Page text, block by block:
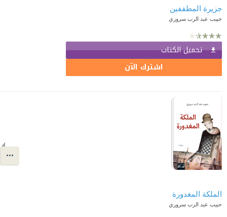
جزيرة المطففين
حبيب عبد الرب سروري
تحميل الكتاب
اشترك الآن
الملكة المغدورة
حبيب عبد الرب سروري